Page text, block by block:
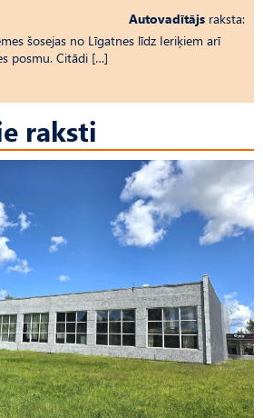
Autovadītājs raksta:
šosejas no Līgatnes līdz Ieriķiem arī
posmu. Citādi […]
raksti